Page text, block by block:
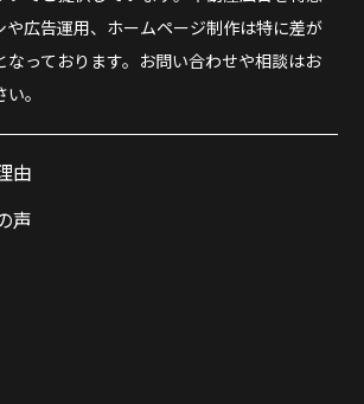
や広告運用、ホームページ制作は特に差が
なっております。お問い合わせや相談はお
。
由
声